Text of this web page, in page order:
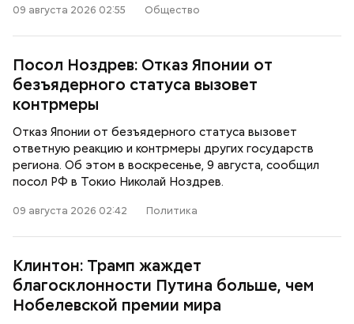
09 августа 2026 02:55 Общество
Посол Ноздрев: Отказ Японии от
безъядерного статуса вызовет
контрмеры
Отказ Японии от безъядерного статуса вызовет
ответную реакцию и контрмеры других государств
региона. Об этом в воскресенье, 9 августа, сообщил
посол РФ в Токио Николай Ноздрев.
09 августа 2026 02:42 Политика
Клинтон: Трамп жаждет
благосклонности Путина больше, чем
Нобелевской премии мира